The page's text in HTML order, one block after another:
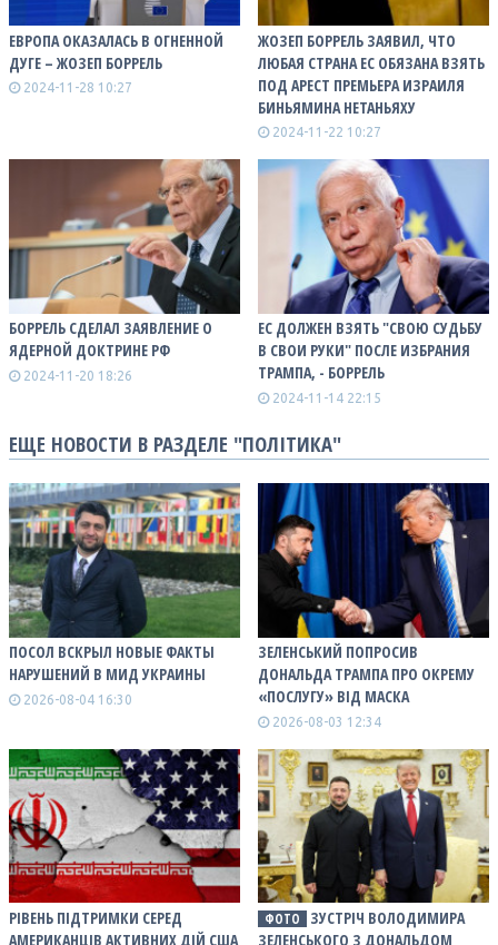
ЕВРОПА ОКАЗАЛАСЬ В ОГНЕННОЙ
ДУГЕ – ЖОЗЕП БОРРЕЛЬ
2024-11-28 10:27
ЖОЗЕП БОРРЕЛЬ ЗАЯВИЛ, ЧТО
ЛЮБАЯ СТРАНА ЕС ОБЯЗАНА ВЗЯТЬ
ПОД АРЕСТ ПРЕМЬЕРА ИЗРАИЛЯ
БИНЬЯМИНА НЕТАНЬЯХУ
2024-11-22 10:27
БОРРЕЛЬ СДЕЛАЛ ЗАЯВЛЕНИЕ О
ЯДЕРНОЙ ДОКТРИНЕ РФ
2024-11-20 18:26
ЕС ДОЛЖЕН ВЗЯТЬ "СВОЮ СУДЬБУ
В СВОИ РУКИ" ПОСЛЕ ИЗБРАНИЯ
ТРАМПА, - БОРРЕЛЬ
2024-11-14 22:15
ЕЩЕ НОВОСТИ В РАЗДЕЛЕ "ПОЛІТИКА"
ПОСОЛ ВСКРЫЛ НОВЫЕ ФАКТЫ
НАРУШЕНИЙ В МИД УКРАИНЫ
2026-08-04 16:30
ЗЕЛЕНСЬКИЙ ПОПРОСИВ
ДОНАЛЬДА ТРАМПА ПРО ОКРЕМУ
«ПОСЛУГУ» ВІД МАСКА
2026-08-03 12:34
РІВЕНЬ ПІДТРИМКИ СЕРЕД
АМЕРИКАНЦІВ АКТИВНИХ ДІЙ США
ФОТО
ЗУСТРІЧ ВОЛОДИМИРА
ЗЕЛЕНСЬКОГО З ДОНАЛЬДОМ